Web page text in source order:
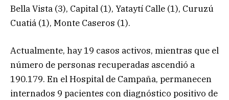
Bella Vista (3), Capital (1), Yataytí Calle (1), Curuzú
Cuatiá (1), Monte Caseros (1).
Actualmente, hay 19 casos activos, mientras que el
número de personas recuperadas ascendió a
190.179. En el Hospital de Campaña, permanecen
internados 9 pacientes con diagnóstico positivo de